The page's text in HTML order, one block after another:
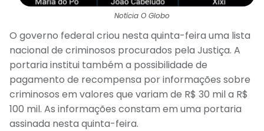
Notícia O Globo
O governo federal criou nesta quinta-feira uma lista
nacional de criminosos procurados pela Justiça. A
portaria institui também a possibilidade de
pagamento de recompensa por informações sobre
criminosos em valores que variam de R$ 30 mil a R$
100 mil. As informações constam em uma portaria
assinada nesta quinta-feira.